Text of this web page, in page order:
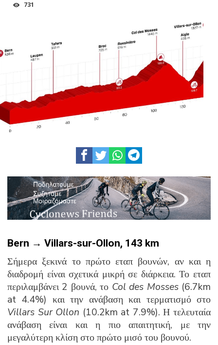
731
Bern → Villars-sur-Ollon, 143 km
Σήμερα ξεκινά το πρώτο εταπ βουνών, αν και η
διαδρομή είναι σχετικά μικρή σε διάρκεια. Το εταπ
περιλαμβάνει 2 βουνά, το Col des Mosses(6.7km
at 4.4%) και την ανάβαση και τερματισμό στο
Villars Sur Ollon (10.2km at 7.9%). Η τελευταία
ανάβαση είναι και η πιο απαιτητική, με την
μεγαλύτερη κλίση στο πρώτο μισό του βουνού.